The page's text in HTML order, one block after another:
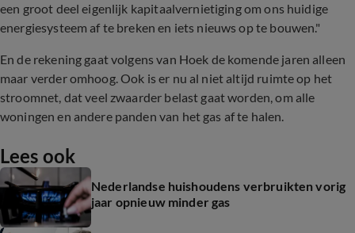
een groot deel eigenlijk kapitaalvernietiging om ons huidige
energiesysteem af te breken en iets nieuws op te bouwen."
En de rekening gaat volgens van Hoek de komende jaren alleen
maar verder omhoog. Ook is er nu al niet altijd ruimte op het
stroomnet, dat veel zwaarder belast gaat worden, om alle
woningen en andere panden van het gas af te halen.
Lees ook
Nederlandse huishoudens verbruikten vorig
jaar opnieuw minder gas